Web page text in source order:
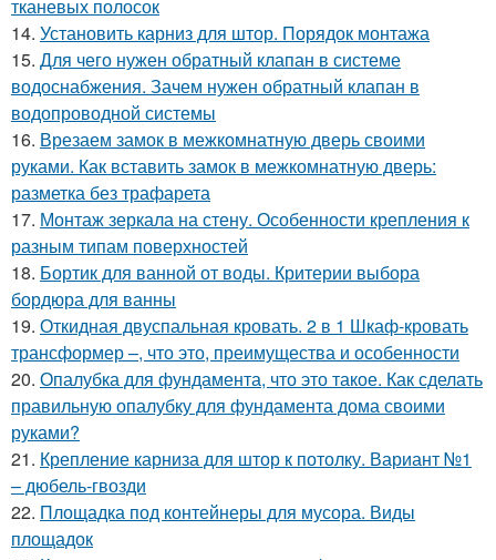
тканевых полосок
14. Установить карниз для штор. Порядок монтажа
15. Для чего нужен обратный клапан в системе
водоснабжения. Зачем нужен обратный клапан в
водопроводной системы
16. Врезаем замок в межкомнатную дверь своими
руками. Как вставить замок в межкомнатную дверь:
разметка без трафарета
17. Монтаж зеркала на стену. Особенности крепления к
разным типам поверхностей
18. Бортик для ванной от воды. Критерии выбора
бордюра для ванны
19. Откидная двуспальная кровать. 2 в 1 Шкаф-кровать
трансформер –, что это, преимущества и особенности
20. Опалубка для фундамента, что это такое. Как сделать
правильную опалубку для фундамента дома своими
руками?
21. Крепление карниза для штор к потолку. Вариант №1
– дюбель-гвозди
22. Площадка под контейнеры для мусора. Виды
площадок